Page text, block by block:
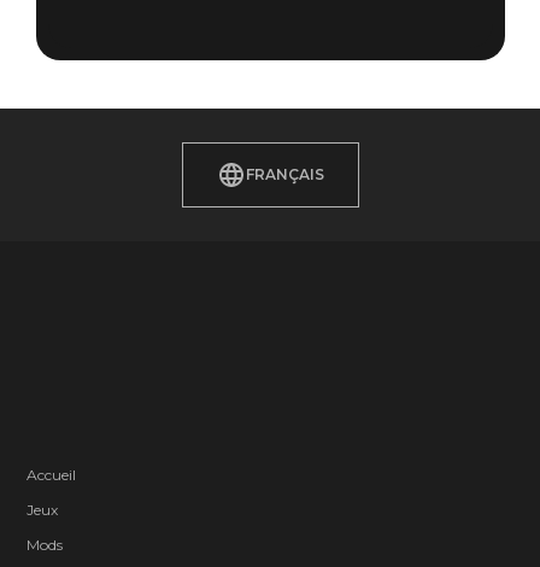
FRANÇAIS
Accueil
Jeux
Mods